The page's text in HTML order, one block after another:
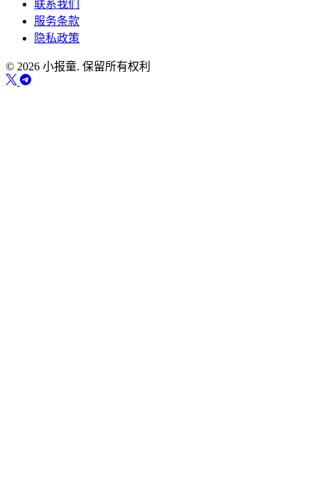
联系我们
服务条款
隐私政策
© 2026 小报童. 保留所有权利